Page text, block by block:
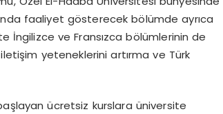
faaliyet gösterecek bölümde ayrıca
İngilizce ve Fransızca bölümlerinin de
yeteneklerini artırma ve Türk
ücretsiz kurslara üniversite